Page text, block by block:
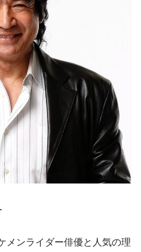
メンライダー俳優と人気の理